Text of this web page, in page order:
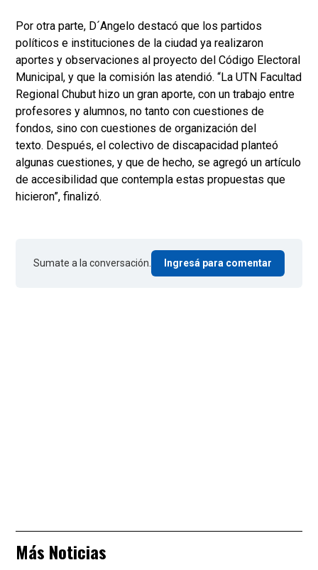
Por otra parte, D´Angelo destacó que los partidos
políticos e instituciones de la ciudad ya realizaron
aportes y observaciones al proyecto del Código Electoral
Municipal, y que la comisión las atendió. “La UTN Facultad
Regional Chubut hizo un gran aporte, con un trabajo entre
profesores y alumnos, no tanto con cuestiones de
fondos, sino con cuestiones de organización del
texto. Después, el colectivo de discapacidad planteó
algunas cuestiones, y que de hecho, se agregó un artículo
de accesibilidad que contempla estas propuestas que
hicieron”, finalizó.
Sumate a la conversación. Ingresá para comentar
Más Noticias